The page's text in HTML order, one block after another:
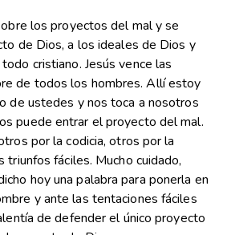
los proyectos del mal y se
de Dios, a los ideales de Dios y
cristiano. Jesús vence las
de todos los hombres. Allí estoy
de ustedes y nos toca a nosotros
puede entrar el proyecto del mal.
por la codicia, otros por la
triunfos fáciles. Mucho cuidado,
hoy una palabra para ponerla en
y ante las tentaciones fáciles
de defender el único proyecto